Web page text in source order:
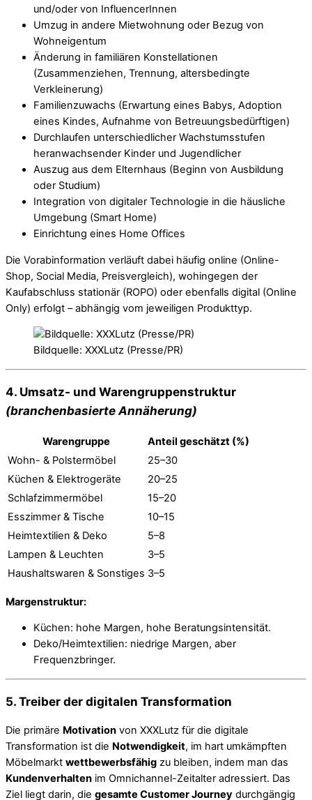
und/oder von InfluencerInnen
Umzug in andere Mietwohnung oder Bezug von
Wohneigentum
Änderung in familiären Konstellationen
(Zusammenziehen, Trennung, altersbedingte
Verkleinerung)
Familienzuwachs (Erwartung eines Babys, Adoption
eines Kindes, Aufnahme von Betreuungsbedürftigen)
Durchlaufen unterschiedlicher Wachstumsstufen
heranwachsender Kinder und Jugendlicher
Auszug aus dem Elternhaus (Beginn von Ausbildung
oder Studium)
Integration von digitaler Technologie in die häusliche
Umgebung (Smart Home)
Einrichtung eines Home Offices
Die Vorabinformation verläuft dabei häufig online (Online-
Shop, Social Media, Preisvergleich), wohingegen der
Kaufabschluss stationär (ROPO) oder ebenfalls digital (Online
Only) erfolgt – abhängig vom jeweiligen Produkttyp.
Bildquelle: XXXLutz (Presse/PR)
4. Umsatz- und Warengruppenstruktur
(branchenbasierte Annäherung)
Warengruppe
Anteil geschätzt (%)
Wohn- & Polstermöbel
25–30
Küchen & Elektrogeräte
20–25
Schlafzimmermöbel
15–20
Esszimmer & Tische
10–15
Heimtextilien & Deko
5–8
Lampen & Leuchten
3–5
Haushaltswaren & Sonstiges 3–5
Margenstruktur:
Küchen: hohe Margen, hohe Beratungsintensität.
Deko/Heimtextilien: niedrige Margen, aber
Frequenzbringer.
5. Treiber der digitalen Transformation
Die primäre Motivation von XXXLutz für die digitale
Transformation ist die Notwendigkeit, im hart umkämpften
Möbelmarkt wettbewerbsfähig zu bleiben, indem man das
Kundenverhalten im Omnichannel-Zeitalter adressiert. Das
Ziel liegt darin, die gesamte Customer Journey durchgängig